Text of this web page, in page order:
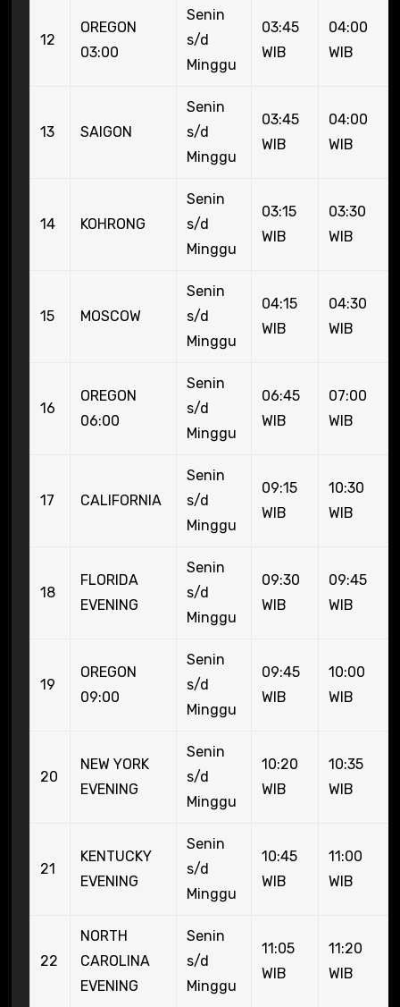
12
OREGON
03:00
Senin
s/d
Minggu
03:45
WIB
04:00
WIB
13 SAIGON
Senin
s/d
Minggu
03:45
WIB
04:00
WIB
14 KOHRONG
Senin
s/d
Minggu
03:15
WIB
03:30
WIB
15 MOSCOW
Senin
s/d
Minggu
04:15
WIB
04:30
WIB
16
OREGON
06:00
Senin
s/d
Minggu
06:45
WIB
07:00
WIB
17 CALIFORNIA
Senin
s/d
Minggu
09:15
WIB
10:30
WIB
18
FLORIDA
EVENING
Senin
s/d
Minggu
09:30
WIB
09:45
WIB
19
OREGON
09:00
Senin
s/d
Minggu
09:45
WIB
10:00
WIB
20
NEW YORK
EVENING
Senin
s/d
Minggu
10:20
WIB
10:35
WIB
21
KENTUCKY
EVENING
Senin
s/d
Minggu
10:45
WIB
11:00
WIB
22
NORTH
CAROLINA
EVENING
Senin
s/d
Minggu
11:05
WIB
11:20
WIB